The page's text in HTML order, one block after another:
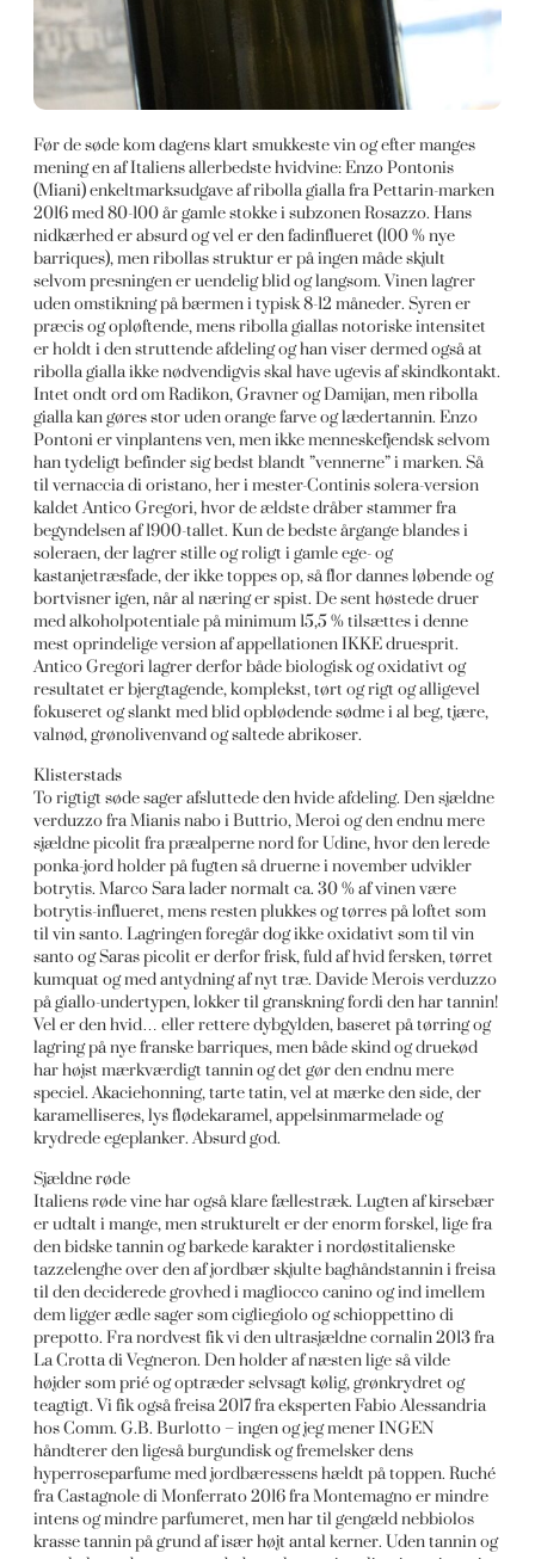
Før de søde kom dagens klart smukkeste vin og efter manges
mening en af Italiens allerbedste hvidvine: Enzo Pontonis
(Miani) enkeltmarksudgave af ribolla gialla fra Pettarin-marken
2016 med 80-100 år gamle stokke i subzonen Rosazzo. Hans
nidkærhed er absurd og vel er den fadinflueret (100 % nye
barriques), men ribollas struktur er på ingen måde skjult
selvom presningen er uendelig blid og langsom. Vinen lagrer
uden omstikning på bærmen i typisk 8-12 måneder. Syren er
præcis og opløftende, mens ribolla giallas notoriske intensitet
er holdt i den struttende afdeling og han viser dermed også at
ribolla gialla ikke nødvendigvis skal have ugevis af skindkontakt.
Intet ondt ord om Radikon, Gravner og Damijan, men ribolla
gialla kan gøres stor uden orange farve og lædertannin. Enzo
Pontoni er vinplantens ven, men ikke menneskefjendsk selvom
han tydeligt befinder sig bedst blandt ”vennerne” i marken. Så
til vernaccia di oristano, her i mester-Continis solera-version
kaldet Antico Gregori, hvor de ældste dråber stammer fra
begyndelsen af 1900-tallet. Kun de bedste årgange blandes i
soleraen, der lagrer stille og roligt i gamle ege- og
kastanjetræsfade, der ikke toppes op, så flor dannes løbende og
bortvisner igen, når al næring er spist. De sent høstede druer
med alkoholpotentiale på minimum 15,5 % tilsættes i denne
mest oprindelige version af appellationen IKKE druesprit.
Antico Gregori lagrer derfor både biologisk og oxidativt og
resultatet er bjergtagende, komplekst, tørt og rigt og alligevel
fokuseret og slankt med blid opblødende sødme i al beg, tjære,
valnød, grønolivenvand og saltede abrikoser.
Klisterstads
To rigtigt søde sager afsluttede den hvide afdeling. Den sjældne
verduzzo fra Mianis nabo i Buttrio, Meroi og den endnu mere
sjældne picolit fra præalperne nord for Udine, hvor den lerede
ponka-jord holder på fugten så druerne i november udvikler
botrytis. Marco Sara lader normalt ca. 30 % af vinen være
botrytis-influeret, mens resten plukkes og tørres på loftet som
til vin santo. Lagringen foregår dog ikke oxidativt som til vin
santo og Saras picolit er derfor frisk, fuld af hvid fersken, tørret
kumquat og med antydning af nyt træ. Davide Merois verduzzo
på giallo-undertypen, lokker til granskning fordi den har tannin!
Vel er den hvid… eller rettere dybgylden, baseret på tørring og
lagring på nye franske barriques, men både skind og druekød
har højst mærkværdigt tannin og det gør den endnu mere
speciel. Akaciehonning, tarte tatin, vel at mærke den side, der
karamelliseres, lys flødekaramel, appelsinmarmelade og
krydrede egeplanker. Absurd god.
Sjældne røde
Italiens røde vine har også klare fællestræk. Lugten af kirsebær
er udtalt i mange, men strukturelt er der enorm forskel, lige fra
den bidske tannin og barkede karakter i nordøstitalienske
tazzelenghe over den af jordbær skjulte baghåndstannin i freisa
til den deciderede grovhed i magliocco canino og ind imellem
dem ligger ædle sager som cigliegiolo og schioppettino di
prepotto. Fra nordvest fik vi den ultrasjældne cornalin 2013 fra
La Crotta di Vegneron. Den holder af næsten lige så vilde
højder som prié og optræder selvsagt kølig, grønkrydret og
teagtigt. Vi fik også freisa 2017 fra eksperten Fabio Alessandria
hos Comm. G.B. Burlotto – ingen og jeg mener INGEN
håndterer den ligeså burgundisk og fremelsker dens
hyperroseparfume med jordbæressens hældt på toppen. Ruché
fra Castagnole di Monferrato 2016 fra Montemagno er mindre
intens og mindre parfumeret, men har til gengæld nebbiolos
krasse tannin på grund af især højt antal kerner. Uden tannin og